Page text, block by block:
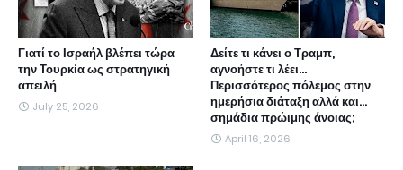
Γιατί το Ισραήλ βλέπει τώρα
την Τουρκία ως στρατηγική
απειλή
July 25, 2026
Δείτε τι κάνει ο Τραμπ,
αγνοήστε τι λέει...
Περισσότερος πόλεμος στην
ημερήσια διάταξη αλλά και...
σημάδια πρώιμης άνοιας;
April 16, 2026